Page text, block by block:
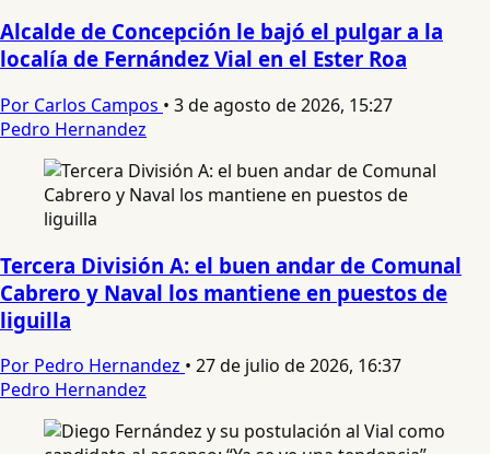
Alcalde de Concepción le bajó el pulgar a la
localía de Fernández Vial en el Ester Roa
Por Carlos Campos • 3 de agosto de 2026, 15:27
Pedro Hernandez
Tercera División A: el buen andar de Comunal
Cabrero y Naval los mantiene en puestos de
liguilla
Por Pedro Hernandez • 27 de julio de 2026, 16:37
Pedro Hernandez